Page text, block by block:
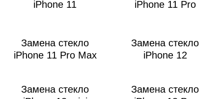
iPhone 11
iPhone 11 Pro
Замена стекло
iPhone 11 Pro Max
Замена стекло
iPhone 12
Замена стекло
Замена стекло